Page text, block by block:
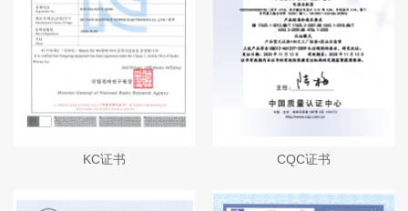
KC证书 CQC证书